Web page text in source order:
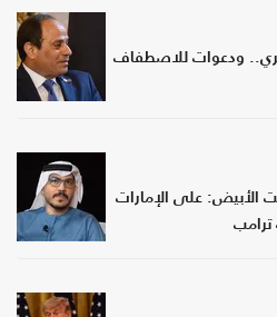
ودعوات للاصطفاف
البيت الأبيض: على الإمارات
ترامب